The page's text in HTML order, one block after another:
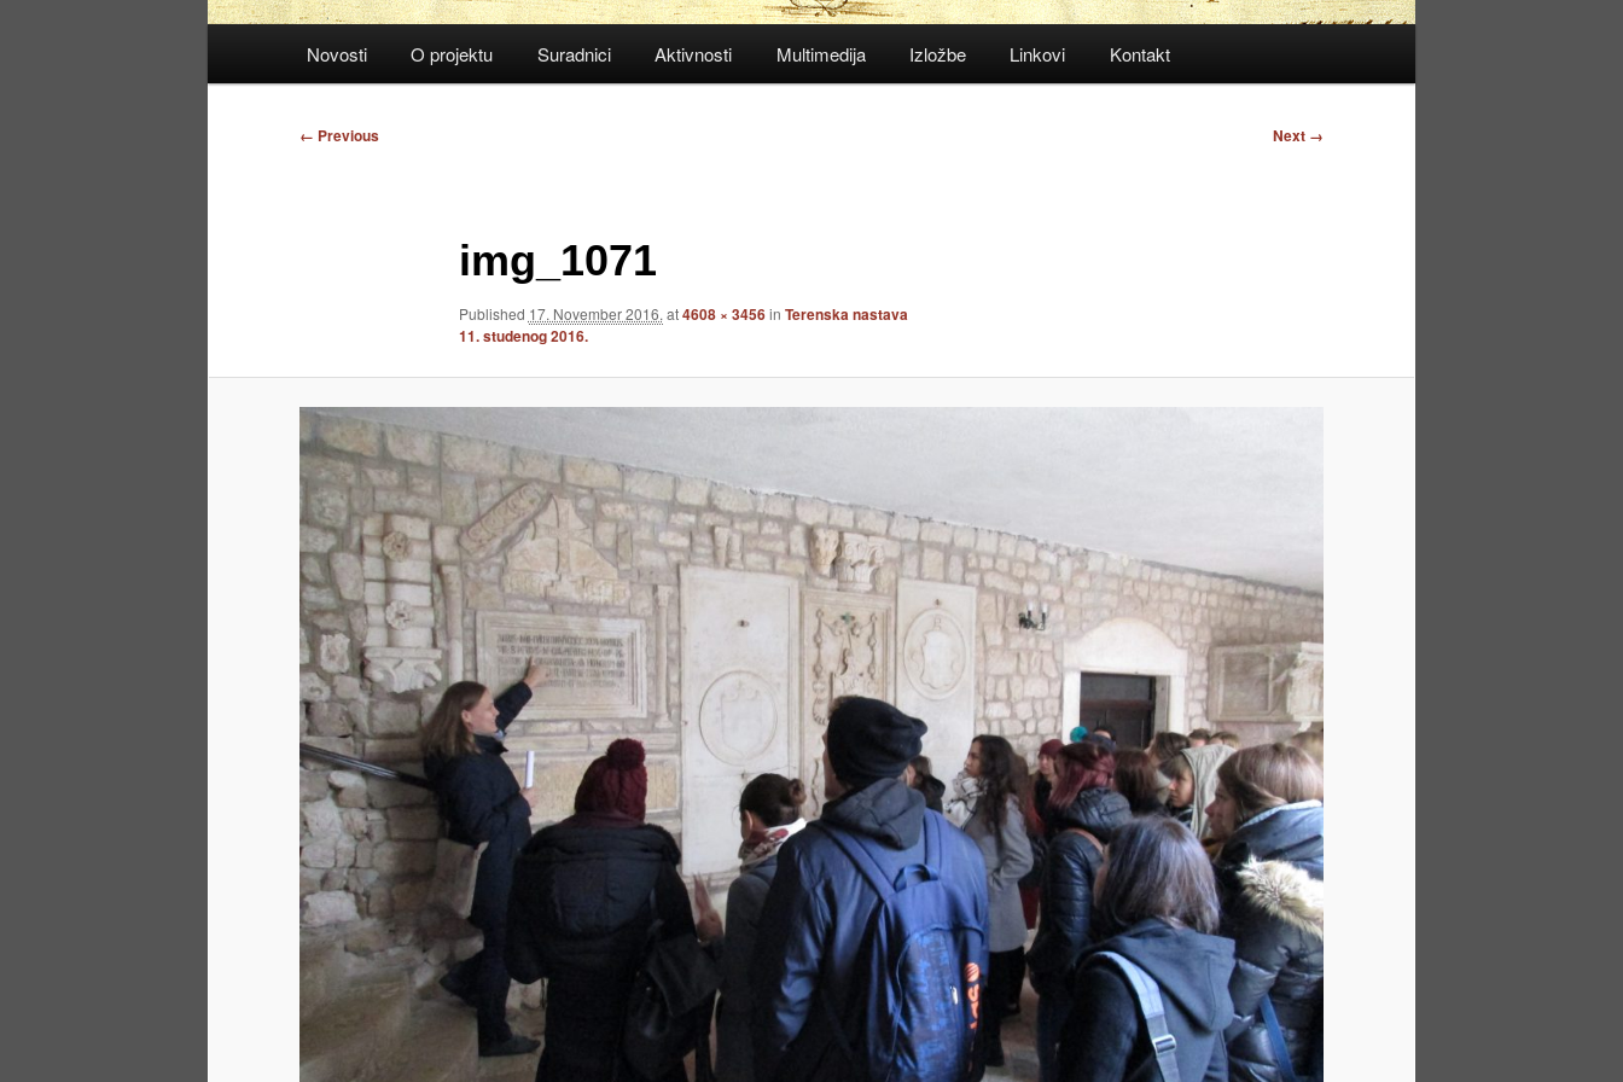
Novosti O projektu Suradnici Aktivnosti Multimedija Izložbe Linkovi Kontakt
Image
← Previous Next →
img_1071
Published 17. November 2016. at4608 × 3456in Terenska nastava
11. studenog 2016.